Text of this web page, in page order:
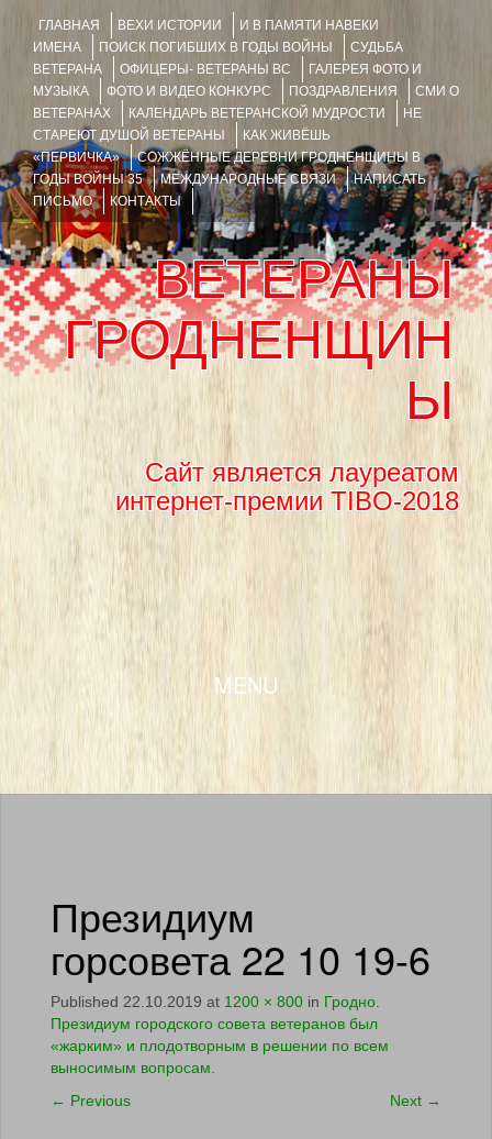
ГЛАВНАЯ ВЕХИ ИСТОРИИ
И В ПАМЯТИ НАВЕКИ
ИМЕНА
ПОИСК ПОГИБШИХ В ГОДЫ ВОЙНЫ
СУДЬБА
ВЕТЕРАНА
ОФИЦЕРЫ- ВЕТЕРАНЫ ВС
ГАЛЕРЕЯ ФОТО И
МУЗЫКА
ФОТО И ВИДЕО КОНКУРС ПОЗДРАВЛЕНИЯ
СМИ О
ВЕТЕРАНАХ
КАЛЕНДАРЬ ВЕТЕРАНСКОЙ МУДРОСТИ
НЕ
СТАРЕЮТ ДУШОЙ ВЕТЕРАНЫ
КАК ЖИВЁШЬ
«ПЕРВИЧКА»
СОЖЖЁННЫЕ ДЕРЕВНИ ГРОДНЕНЩИНЫ В
ГОДЫ ВОЙНЫ 35
МЕЖДУНАРОДНЫЕ СВЯЗИ
НАПИСАТЬ
ПИСЬМО
КОНТАКТЫ
ВЕТЕРАНЫ
ГРОДНЕНЩИН
Ы
Сайт является лауреатом
интернет-премии TIBO-2018
MENU
Президиум
горсовета 22 10 19-6
Published 22.10.2019 at 1200 × 800 in Гродно.
Президиум городского совета ветеранов был
«жарким» и плодотворным в решении по всем
выносимым вопросам.
← Previous Next →